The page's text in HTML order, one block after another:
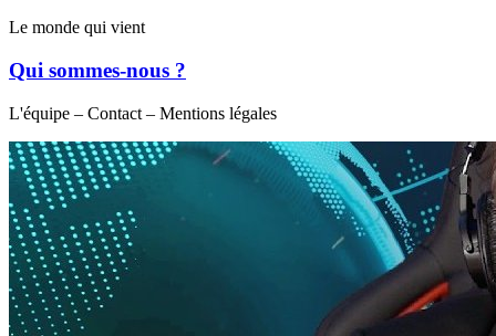
Le monde qui vient
Qui sommes-nous ?
L'équipe – Contact – Mentions légales